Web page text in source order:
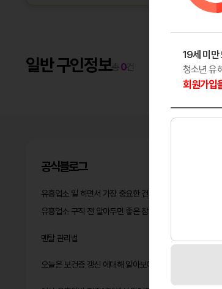
일반 구인정보총0건
공식블로그
유흥업소 일 하면서 가장 중요한 건 멘탈 관리다
유흥업소 구직 전 알아두면 좋은 참고사항
멘탈 관리법
오늘은 보건증 갱신 에대해 알아보아요^^
19세 미만
청소년 유
회원가입